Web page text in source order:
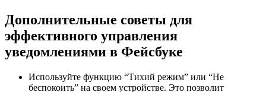
Дополнительные советы для
эффективного управления
уведомлениями в Фейсбуке
Используйте функцию “Тихий режим” или “Не
беспокоить” на своем устройстве. Это позволит